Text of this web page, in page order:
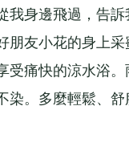
身邊飛過，告訴
朋友小花的身上采
受痛快的涼水浴。
染。多麼輕鬆、舒